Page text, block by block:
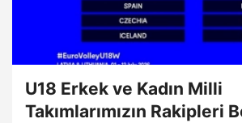
U18 Erkek ve Kadın Milli
Takımlarımızın Rakipleri